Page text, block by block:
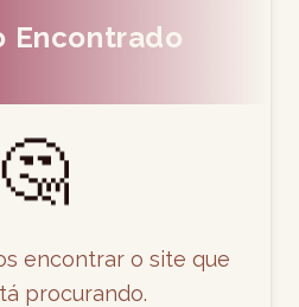
Encontrado
🤔
encontrar o site que
procurando.